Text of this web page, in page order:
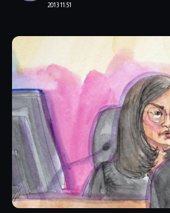
2013 11:51